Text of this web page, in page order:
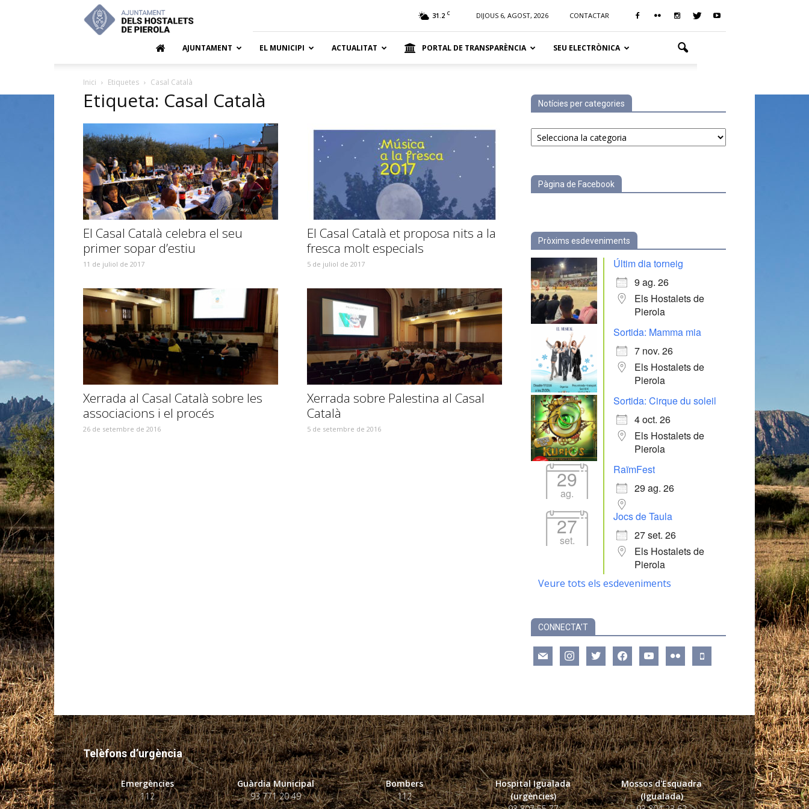
Hostalets
de
31.2 C DIJOUS 6, AGOST, 2026 CONTACTAR
AJUNTAMENT EL MUNICIPI ACTUALITAT PORTAL DE TRANSPARÈNCIA SEU ELECTRÒNICA
Inici Etiquetes Casal Català
Etiqueta: Casal Català
El Casal Català celebra el seu
primer sopar d’estiu
11 de juliol de 2017
El Casal Català et proposa nits a la
fresca molt especials
5 de juliol de 2017
Xerrada al Casal Català sobre les
associacions i el procés
26 de setembre de 2016
Xerrada sobre Palestina al Casal
Català
5 de setembre de 2016
Notícies per categories
Notícies
per
Pàgina de Facebook
Pròxims esdeveniments
Últim dia torneig
9 ag. 26
Els Hostalets de
Pierola
Sortida: Mamma mia
7 nov. 26
Els Hostalets de
Pierola
Sortida: Cirque du soleil
4 oct. 26
Els Hostalets de
Pierola
29
ag.
RaïmFest
29 ag. 26
27
set.
Jocs de Taula
27 set. 26
Els Hostalets de
Pierola
Veure tots els esdeveniments
CONNECTA’T
mail instagramtwitter facebookyoutube flickr mobile
Telèfons d’urgència
Emergències
112
Guàrdia Municipal
93 771 20 49
Bombers
112
Hospital Igualada
(urgències)
Mossos d'Esquadra
(Igualada)